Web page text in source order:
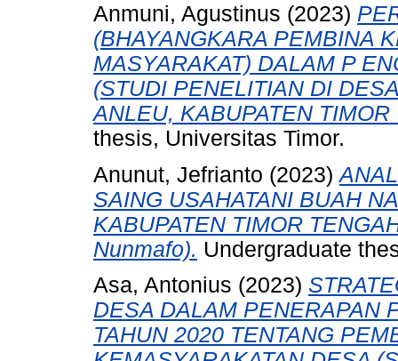
Anmuni, Agustinus (2023)
(BHAYANGKARA PEMBINA
MASYARAKAT) DALAM P
(STUDI PENELITIAN DI
ANLEU, KABUPATEN
thesis, Universitas Timor.
Anunut, Jefrianto (2023)
SAING USAHATANI BUAH
KABUPATEN TIMOR
Nunmafo). Undergraduate
Asa, Antonius (2023)
DESA DALAM PENERAPAN
TAHUN 2020 TENTANG